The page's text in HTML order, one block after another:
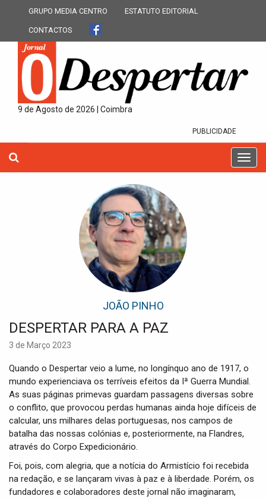
GRUPO MEDIA CENTRO ESTATUTO EDITORIAL
CONTACTOS
9 de Agosto de 2026 | Coimbra
PUBLICIDADE
T
o
JOÃO PINHO
DESPERTAR PARA A PAZ
3 de Março 2023
Quando o Despertar veio a lume, no longínquo ano de 1917, o
mundo experienciava os terríveis efeitos da Iª Guerra Mundial.
As suas páginas primevas guardam passagens diversas sobre
o conflito, que provocou perdas humanas ainda hoje difíceis de
calcular, uns milhares delas portuguesas, nos campos de
batalha das nossas colónias e, posteriormente, na Flandres,
através do Corpo Expedicionário.
Foi, pois, com alegria, que a notícia do Armistício foi recebida
na redação, e se lançaram vivas à paz e à liberdade. Porém, os
fundadores e colaboradores deste jornal não imaginaram,